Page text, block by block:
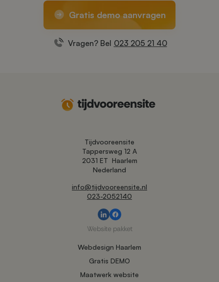
Gratis demo aanvragen
Vragen? Bel 023 205 21 40
Tijdvooreensite
Tappersweg 12 A
2031 ET Haarlem
Nederland
info@tijdvooreensite.nl
023-2052140
Website pakket
Webdesign Haarlem
Gratis DEMO
Maatwerk website